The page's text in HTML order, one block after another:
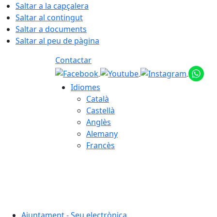
Saltar a la capçalera
Saltar al contingut
Saltar a documents
Saltar al peu de pàgina
Contactar
Idiomes
Català
Castellà
Anglès
Alemany
Francès